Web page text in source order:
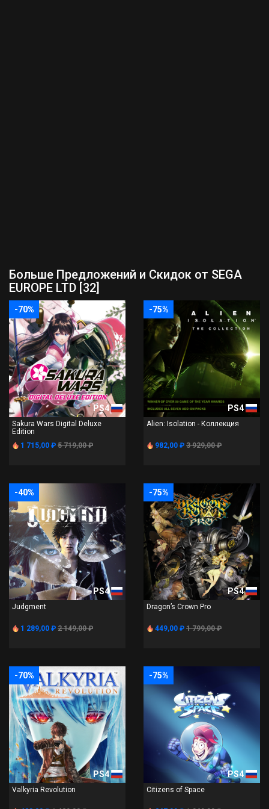
Больше Предложений и Скидок от SEGA
EUROPE LTD [32]
-70%
PS4
Sakura Wars Digital Deluxe
Edition
1 715,00 ₽ 5 719,00 ₽
-75%
PS4
Alien: Isolation - Коллекция
982,00 ₽ 3 929,00 ₽
-40%
PS4
Judgment
1 289,00 ₽ 2 149,00 ₽
-75%
PS4
Dragon’s Crown Pro
449,00 ₽ 1 799,00 ₽
-70%
PS4
Valkyria Revolution
-75%
PS4
Citizens of Space